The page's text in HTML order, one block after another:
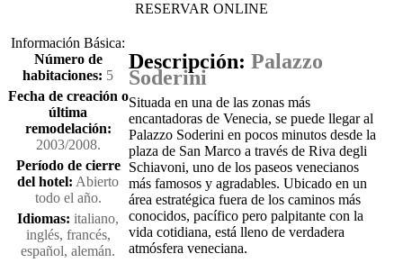
RESERVAR ONLINE
Información Básica:
Número de
habitaciones: 5
Fecha de creación o
última
remodelación:
2003/2008.
Período de cierre
del hotel: Abierto
todo el año.
Idiomas: italiano,
inglés, francés,
español, alemán.
Descripción: Palazzo
Soderini
Situada en una de las zonas más
encantadoras de Venecia, se puede llegar al
Palazzo Soderini en pocos minutos desde la
plaza de San Marco a través de Riva degli
Schiavoni, uno de los paseos venecianos
más famosos y agradables. Ubicado en un
área estratégica fuera de los caminos más
conocidos, pacífico pero palpitante con la
vida cotidiana, está lleno de verdadera
atmósfera veneciana.